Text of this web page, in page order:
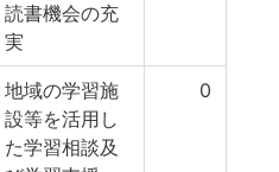
読書機会の充
実
地域の学習施
設等を活用し
た学習相談及
0